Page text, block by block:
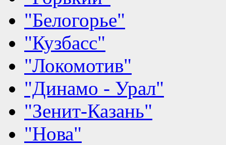
"Белогорье"
"Кузбасс"
"Локомотив"
"Динамо - Урал"
"Зенит-Казань"
"Нова"